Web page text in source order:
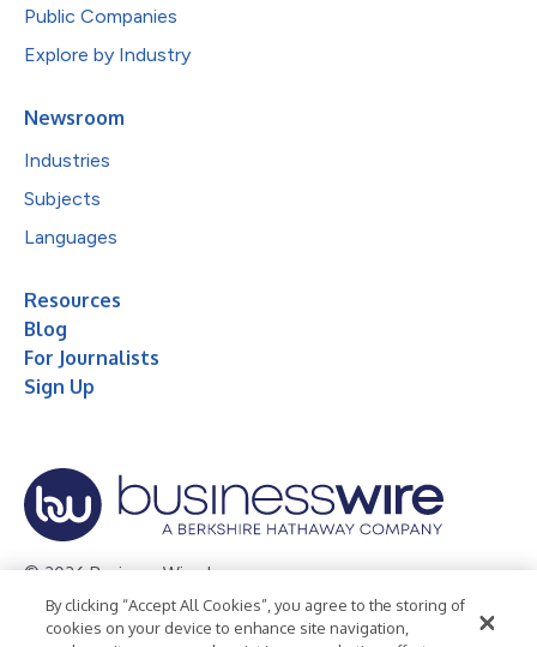
Public Companies
Explore by Industry
Newsroom
Industries
Subjects
Languages
Resources
Blog
For Journalists
Sign Up
© 2026 Business Wire, Inc.
Privacy Policy Cookie Policy
Accessibility Statement
By clicking “Accept All Cookies”, you agree to the storing of
cookies on your device to enhance site navigation,